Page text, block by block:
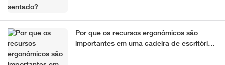
Por que os recursos ergonômicos são
importantes em uma cadeira de escritório